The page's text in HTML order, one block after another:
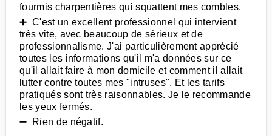
fourmis charpentières qui squattent mes combles.
➕ C'est un excellent professionnel qui intervient
très vite, avec beaucoup de sérieux et de
professionnalisme. J'ai particulièrement apprécié
toutes les informations qu'il m'a données sur ce
qu'il allait faire à mon domicile et comment il allait
lutter contre toutes mes "intruses". Et les tarifs
pratiqués sont très raisonnables. Je le recommande
les yeux fermés.
➖ Rien de négatif.